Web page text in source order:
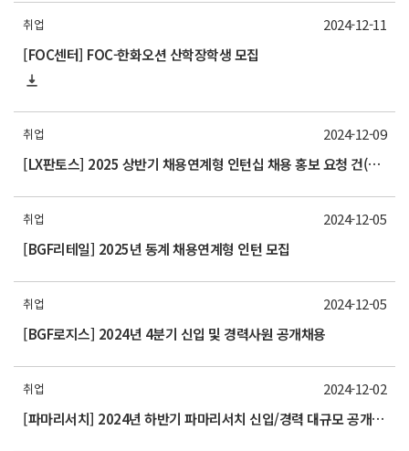
취업
[FOC센터] FOC-한화오션 산학장학생 모집
2024-12-11
취업
[LX판토스] 2025 상반기 채용연계형 인턴십 채용 홍보 요청 건(~12.22까지)
2024-12-09
취업
[BGF리테일] 2025년 동계 채용연계형 인턴 모집
2024-12-05
취업
[BGF로지스] 2024년 4분기 신입 및 경력사원 공개채용
2024-12-05
취업
[파마리서치] 2024년 하반기 파마리서치 신입/경력 대규모 공개채용 모집 (~12/27) 홍보 요청의 건
2024-12-02